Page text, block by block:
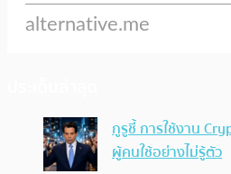
กูรูชี้ การใช้งาน
ผู้คนใช้อย่างไม่รู้ตัว